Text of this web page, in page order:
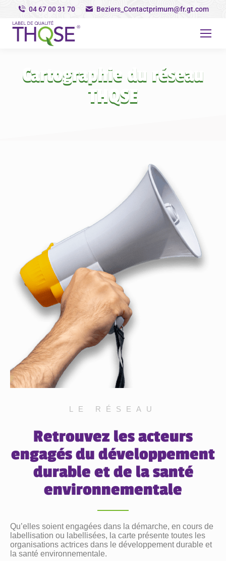
04 67 00 31 70 Beziers_Contactprimum@fr.gt.com
Cartographie du réseau
THQSE
LE RÉSEAU
Retrouvez les acteurs
engagés du développement
durable et de la santé
environnementale
Qu’elles soient engagées dans la démarche, en cours de
labellisation ou labellisées, la carte présente toutes les
organisations actrices dans le développement durable et
la santé environnementale.